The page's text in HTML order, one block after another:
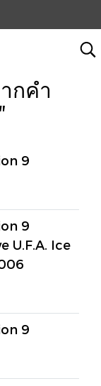
กคำ
9
9
U.F.A. Ice
9